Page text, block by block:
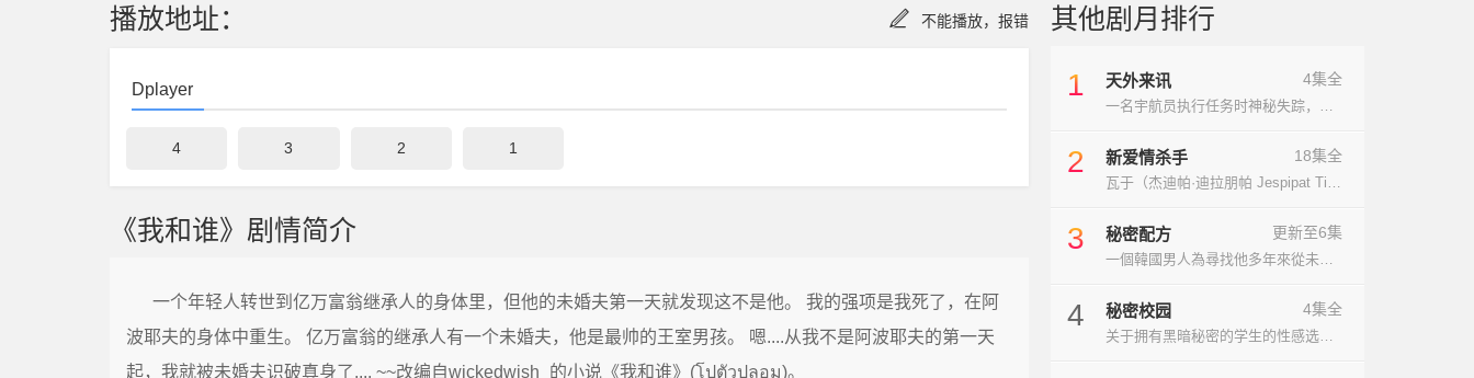
播放地址： 不能播放，报错
Dplayer
4 3 2 1
《我和谁》剧情简介
一个年轻人转世到亿万富翁继承人的身体里，但他的未婚夫第一天就发现这不是他。 我的强项是我死了，在阿
波耶夫的身体中重生。 亿万富翁的继承人有一个未婚夫，他是最帅的王室男孩。 嗯....从我不是阿波耶夫的第一天
起，我就被未婚夫识破真身了.... ~~改编自wickedwish_的小说《我和谁》(โปตัวปลอม)。
其他剧月排行
1 天外来讯 4集全
一名宇航员执行任务时神秘失踪，她的丈夫对…
2 新爱情杀手 18集全
瓦于（杰迪帕·迪拉朋帕 Jespipat Til…
3 秘密配方 更新至6集
一個韓國男人為尋找他多年來從未忘記的初戀…
4 秘密校园 4集全
关于拥有黑暗秘密的学生的性感选集系列。四…